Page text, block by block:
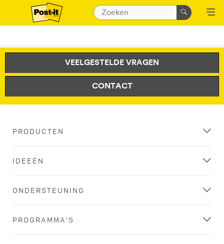
VEELGESTELDE VRAGEN
CONTACT
PRODUCTEN
IDEEËN
ONDERSTEUNING
PROGRAMMA'S